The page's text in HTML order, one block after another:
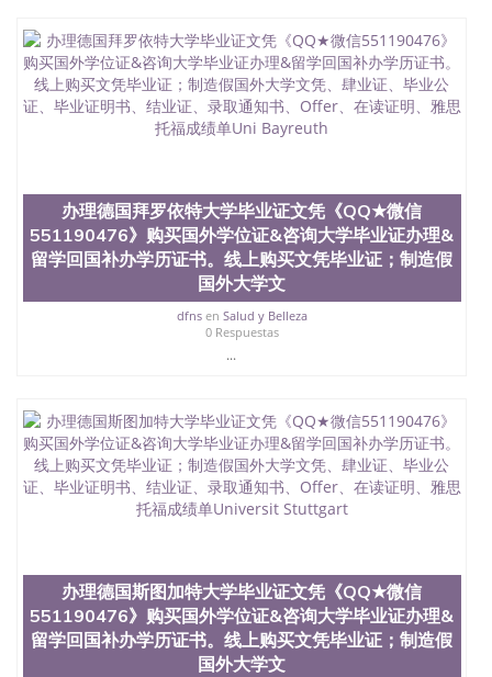
留学回国补办学历证书。线上购买文凭毕业证；制造
假国外大学文凭、肆业证、毕业公证、毕业证明书、
结业证、录取通知书、Offer、在读证明、雅思托福成
绩单 Uni Erfurt
办理德国拜罗依特大学毕业证文凭《QQ★微信
551190476》购买国外学位证&咨询大学毕业证办理&
留学回国补办学历证书。线上购买文凭毕业证；制造假
国外大学文
dfnsen Salud y Belleza
0 Respuestas
...
办理德国斯图加特大学毕业证文凭《QQ★微信
551190476》购买国外学位证&咨询大学毕业证办理&
留学回国补办学历证书。线上购买文凭毕业证；制造假
国外大学文